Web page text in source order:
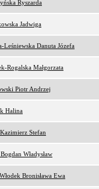
Ryszarda
Jadwiga
Leśniewska Danuta Józefa
Rogalska Małgorzata
Piotr Andrzej
Halina
Stefan
Władysław
Bronisława Ewa